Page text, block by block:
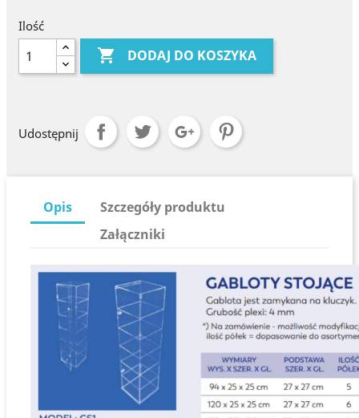
Ilość
 DODAJ DO KOSZYKA
Udostępnij
Opis
Szczegóły produktu
Załączniki